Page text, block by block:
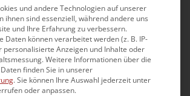
how und unsere Flexibilität ist
ein breites Spektrum an Lösungen
weit über das reine Verpacken
der Produkte hinausgeht.
und andere Technologien auf unserer
ihnen sind essenziell, während andere uns
und Ihre Erfahrung zu verbessern.
Daten können verarbeitet werden (z. B. IP-
personalisierte Anzeigen und Inhalte oder
Weitere Informationen über die
finden Sie in unserer
.Sie können Ihre Auswahl jederzeit unter
oder anpassen.